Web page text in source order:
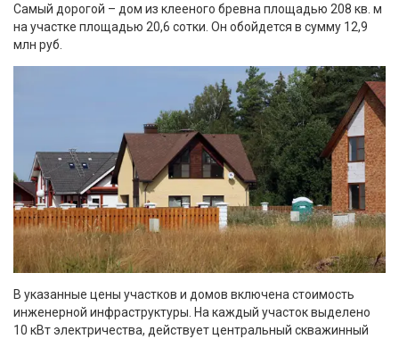
Самый дорогой – дом из клееного бревна площадью 208 кв. м
на участке площадью 20,6 сотки. Он обойдется в сумму 12,9
млн руб.
В указанные цены участков и домов включена стоимость
инженерной инфраструктуры. На каждый участок выделено
10 кВт электричества, действует центральный скважинный